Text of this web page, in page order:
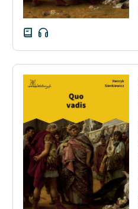
uczniów z
niepełnosprawnościami
Feministyczne inspiracje.
skandynawskiej literatury
feministycznej
Ręce pełne poezji
Kolekcje edukacyjne
twórców przechodzących
do domeny publicznej,
lektur szkolnych oraz
Starego Testamentu